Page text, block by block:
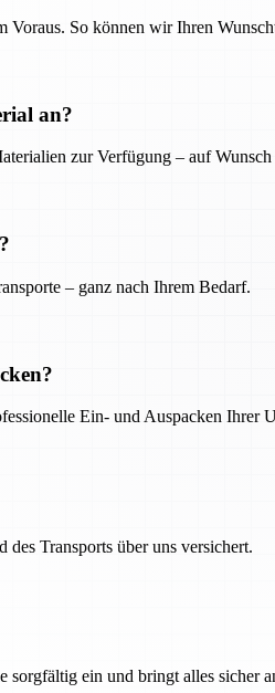
So können wir Ihren
an?
zur Verfügung – auf
– ganz nach Ihrem Bedarf.
Ein- und Auspacken Ihrer
Transports über uns versichert.
ein und bringt alles sicher